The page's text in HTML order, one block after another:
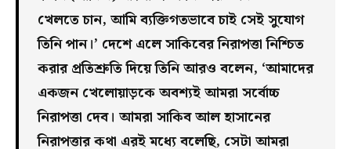
খেলতে চান, আমি ব্যক্তিগতভাবে চাই সেই ‍সুযোগ
তিনি পান।’ দেশে এলে সাকিবের নিরাপত্তা নিশ্চিত
করার প্রতিশ্রুতি দিয়ে তিনি আরও বলেন, ‘আমাদের
একজন খেলোয়াড়কে অবশ্যই আমরা সর্বোচ্চ
নিরাপত্তা দেব। আমরা সাকিব আল হাসানের
নিরাপত্তার কথা এরই মধ্যে বলেছি, সেটা আমরা